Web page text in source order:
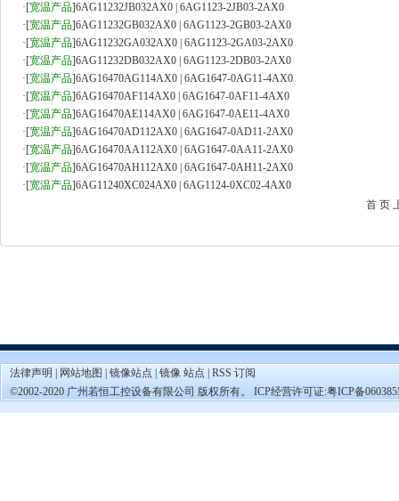
·[宽温产品]6AG11232JB032AX0 | 6AG1123-2JB03-2AX0
·[宽温产品]6AG11232GB032AX0 | 6AG1123-2GB03-2AX0
·[宽温产品]6AG11232GA032AX0 | 6AG1123-2GA03-2AX0
·[宽温产品]6AG11232DB032AX0 | 6AG1123-2DB03-2AX0
·[宽温产品]6AG16470AG114AX0 | 6AG1647-0AG11-4AX0
·[宽温产品]6AG16470AF114AX0 | 6AG1647-0AF11-4AX0
·[宽温产品]6AG16470AE114AX0 | 6AG1647-0AE11-4AX0
·[宽温产品]6AG16470AD112AX0 | 6AG1647-0AD11-2AX0
·[宽温产品]6AG16470AA112AX0 | 6AG1647-0AA11-2AX0
·[宽温产品]6AG16470AH112AX0 | 6AG1647-0AH11-2AX0
·[宽温产品]6AG11240XC024AX0 | 6AG1124-0XC02-4AX0
首 页
法律声明 网站地图 镜像站点 镜像 站点
RSS 订阅
©2002-2020 广州若恒工控设备有限公司 版权所有。 ICP经营许可证:粤ICP备